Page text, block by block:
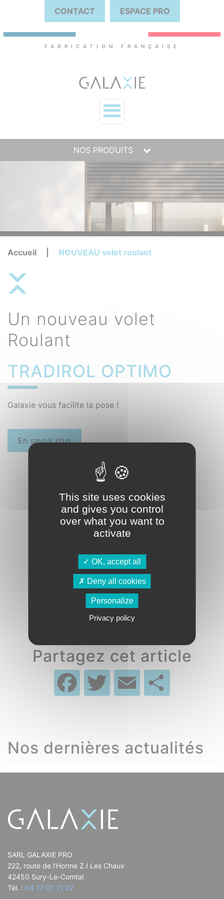
CONTACT ESPACE PRO
FABRICATION FRANÇAISE
NOS PRODUITS
Accueil NOUVEAU volet roulant
Un nouveau volet
Roulant
TRADIROL OPTIMO
Galaxie vous facilite la pose !
En savoir plus
Partagez cet article
Facebook
Twitter
Email
Nos dernières actualités
SARL GALAXIE PRO
222, route de l’Horme Z.I Les Chaux
42450 Sury-Le-Comtal
Tél. : 04 77 01 11 02
This site uses cookies
and gives you control
over what you want to
activate
OK, accept all
Deny all cookies
Personalize
Privacy policy